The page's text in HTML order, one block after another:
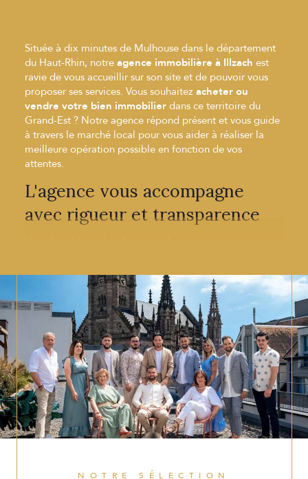
Située à dix minutes de Mulhouse dans le département
du Haut-Rhin, notreagence immobilière à Illzach est
ravie de vous accueillir sur son site et de pouvoir vous
proposer ses services. Vous souhaitezacheter ou
vendre votre bien immobilierdans ce territoire du
Grand-Est ? Notre agence répond présent et vous guide
à travers le marché local pour vous aider à réaliser la
meilleure opération possible en fonction de vos
attentes.
L'agence vous accompagne
avec rigueur et transparence
votre service tout notre savoir-faire pour vous aider
àconcrétiser votre projet immobilier
. Disponibles et à
l'écoute de vos demandes, nous avons à cœur de
travailler au plus proche de vous afin de satisfaire
pleinement vos attentes.
Trouvez votre bien immobilier
à Illzach et les alentours
immobiliers à Illzach , Mulhouse, Cernay, Rixheim et de
NOTRE SÉLECTION